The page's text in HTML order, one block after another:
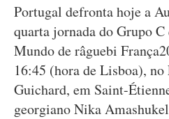
Portugal defronta hoje a
quarta jornada do Grupo
Mundo de râguebi
16:45 (hora de Lisboa),
Guichard, em Saint-
georgiano Nika